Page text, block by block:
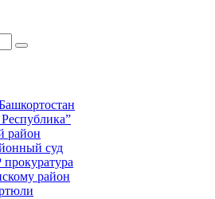
район
суд
район